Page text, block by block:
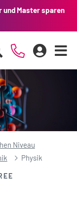
und Master sparen
Niveau
Physik